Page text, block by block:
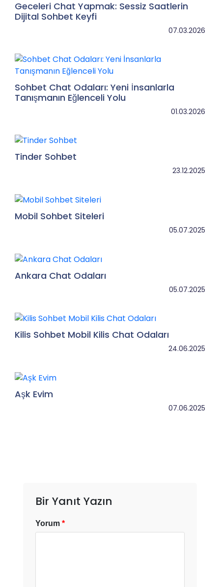
Geceleri Chat Yapmak: Sessiz Saatlerin
Dijital Sohbet Keyfi
07.03.2026
Sohbet Chat Odaları: Yeni İnsanlarla
Tanışmanın Eğlenceli Yolu
01.03.2026
Tinder Sohbet
23.12.2025
Mobil Sohbet Siteleri
05.07.2025
Ankara Chat Odaları
05.07.2025
Kilis Sohbet Mobil Kilis Chat Odaları
24.06.2025
Aşk Evim
07.06.2025
Bir Yanıt Yazın
Yorum *